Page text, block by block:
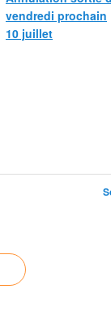
vendredi prochain
10 juillet